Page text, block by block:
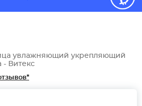
увлажняющий укрепляющий
- Витекс